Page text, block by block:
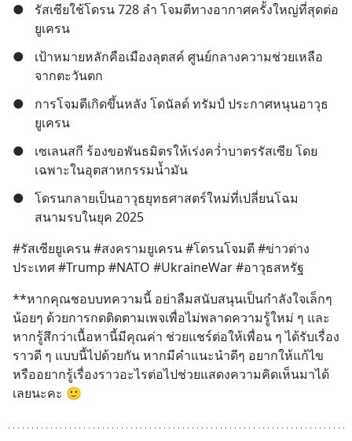
●
รัสเซียใช้โดรน 728 ลำ โจมตีทางอากาศครั้งใหญ่ที่สุดต่อ
ยูเครน
●
เป้าหมายหลักคือเมืองลุตสค์ ศูนย์กลางความช่วยเหลือ
จากตะวันตก
●
การโจมตีเกิดขึ้นหลัง โดนัลด์ ทรัมป์ ประกาศหนุนอาวุธ
ยูเครน
●
เซเลนสกี ร้องขอพันธมิตรให้เร่งคว่ำบาตรรัสเซีย โดย
เฉพาะในอุตสาหกรรมน้ำมัน
●
โดรนกลายเป็นอาวุธยุทธศาสตร์ใหม่ที่เปลี่ยนโฉม
สนามรบในยุค 2025
#รัสเซียยูเครน #สงครามยูเครน #โดรนโจมตี #ข่าวต่าง
ประเทศ #Trump #NATO #UkraineWar #อาวุธสหรัฐ
**หากคุณชอบบทความนี้ อย่าลืมสนับสนุนเป็นกำลังใจเล็กๆ
น้อยๆ ด้วยการกดติดตามเพจเพื่อไม่พลาดความรู้ใหม่ ๆ และ
หากรู้สึกว่าเนื้อหานี้มีคุณค่า ช่วยแชร์ต่อให้เพื่อน ๆ ได้รับเรื่อง
ราวดี ๆ แบบนี้ไปด้วยกัน หากมีคำแนะนำดีๆ อยากให้แก้ไข
หรืออยากรู้เรื่องราวอะไรต่อไปช่วยแสดงความคิดเห็นมาได้
เลยนะคะ 🙂